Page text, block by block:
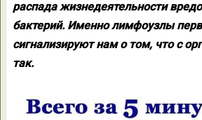
распада жизнедеятельности
бактерий. Именно лимфоузлы
сигнализируют нам о том, что с
так.